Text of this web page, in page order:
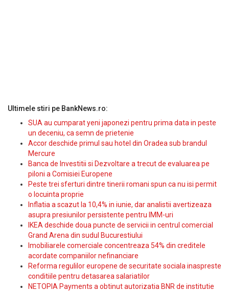
Ultimele stiri pe BankNews.ro:
SUA au cumparat yeni japonezi pentru prima data in peste
un deceniu, ca semn de prietenie
Accor deschide primul sau hotel din Oradea sub brandul
Mercure
Banca de Investitii si Dezvoltare a trecut de evaluarea pe
piloni a Comisiei Europene
Peste trei sferturi dintre tinerii romani spun ca nu isi permit
o locuinta proprie
Inflatia a scazut la 10,4% in iunie, dar analistii avertizeaza
asupra presiunilor persistente pentru IMM-uri
IKEA deschide doua puncte de servicii in centrul comercial
Grand Arena din sudul Bucurestiului
Imobiliarele comerciale concentreaza 54% din creditele
acordate companiilor nefinanciare
Reforma regulilor europene de securitate sociala inaspreste
conditiile pentru detasarea salariatilor
NETOPIA Payments a obtinut autorizatia BNR de institutie